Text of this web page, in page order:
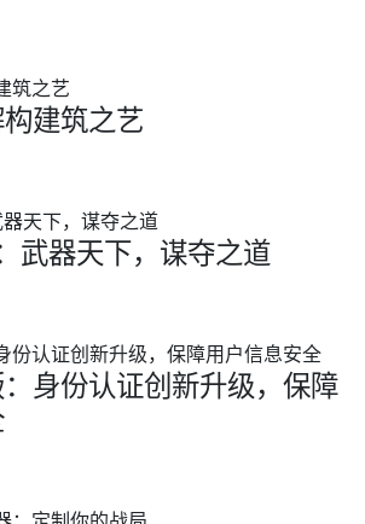
建筑之艺
武器天下，谋夺之道
身份认证创新升级，保障